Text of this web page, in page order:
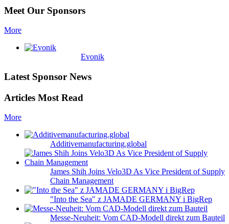
Meet Our Sponsors
More
Evonik
Latest Sponsor News
Articles Most Read
More
Additivemanufacturing.global
James Shih Joins Velo3D As Vice President of Supply
Chain Management
"Into the Sea" z JAMADE GERMANY i BigRep
Messe-Neuheit: Vom CAD-Modell direkt zum Bauteil